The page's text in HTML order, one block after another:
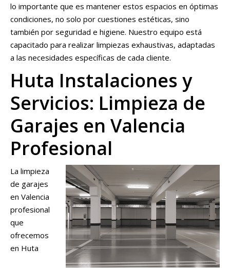
lo importante que es mantener estos espacios en óptimas
condiciones, no solo por cuestiones estéticas, sino
también por seguridad e higiene. Nuestro equipo está
capacitado para realizar limpiezas exhaustivas, adaptadas
a las necesidades específicas de cada cliente.
Huta Instalaciones y
Servicios: Limpieza de
Garajes en Valencia
Profesional
La limpieza
de garajes
en Valencia
profesional
que
ofrecemos
en Huta